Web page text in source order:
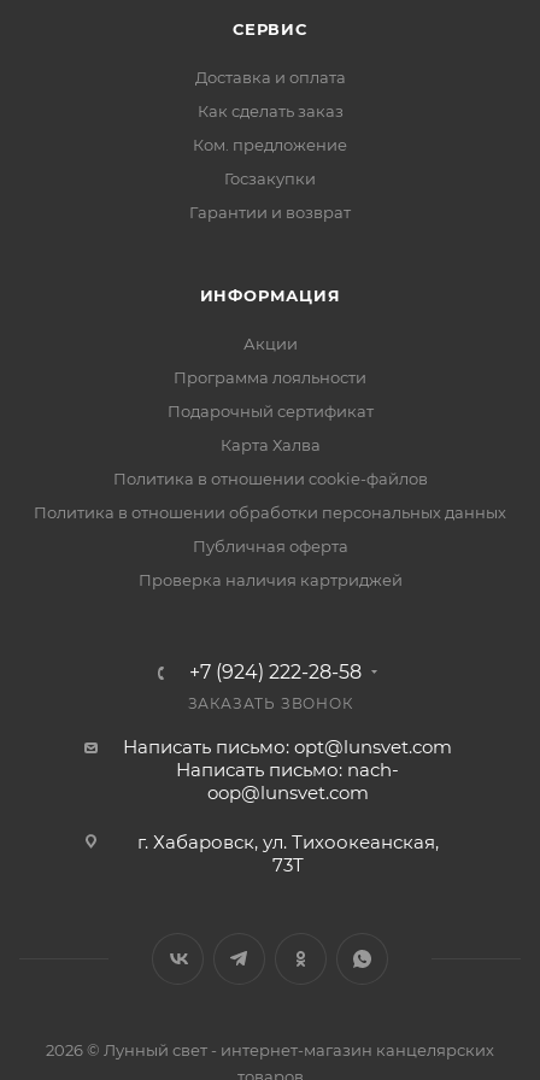
СЕРВИС
Доставка и оплата
Как сделать заказ
Ком. предложение
Госзакупки
Гарантии и возврат
ИНФОРМАЦИЯ
Акции
Программа лояльности
Подарочный сертификат
Карта Халва
Политика в отношении cookie-файлов
Политика в отношении обработки персональных данных
Публичная оферта
Проверка наличия картриджей
+7 (924) 222-28-58
ЗАКАЗАТЬ ЗВОНОК
Написать письмо: opt@lunsvet.com
Написать письмо: nach-
oop@lunsvet.com
г. Хабаровск, ул. Тихоокеанская,
73Т
2026 © Лунный свет - интернет-магазин канцелярских